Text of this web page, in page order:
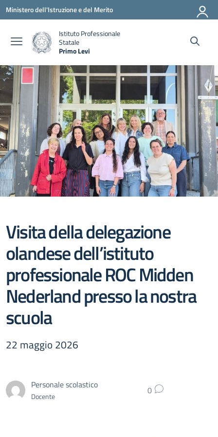
Vai ai contenuti
Vai al menu di navigazione
Vai al footer
Ministero dell'Istruzione e del Merito
Istituto Professionale
Statale
Primo Levi
Visita della delegazione
olandese dell’istituto
professionale ROC Midden
Nederland presso la nostra
scuola
22 maggio 2026
Personale scolastico
Docente 0